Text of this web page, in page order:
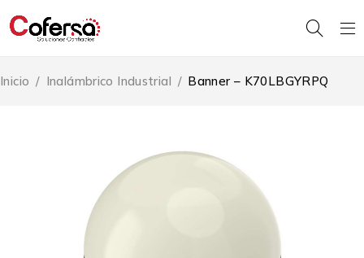
Inicio / Inalámbrico Industrial / Banner – K70LBGYRPQ